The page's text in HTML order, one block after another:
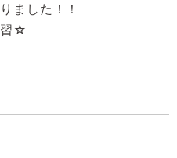
ました！！
習☆